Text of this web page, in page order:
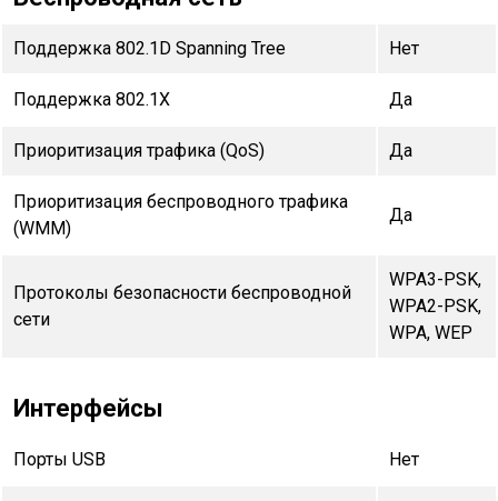
Поддержка 802.1D Spanning Tree Нет
Поддержка 802.1X Да
Приоритизация трафика (QoS) Да
Приоритизация беспроводного трафика
(WMM)
Да
Протоколы безопасности беспроводной
сети
WPA3-PSK,
WPA2-PSK,
WPA, WEP
Интерфейсы
Порты USB Нет